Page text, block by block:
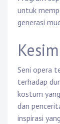
untuk
generasi
Seni opera
terhadap
kostum
dan
inspirasi